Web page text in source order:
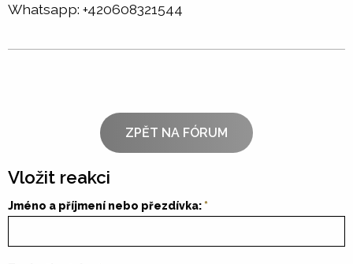
Whatsapp: +420608321544
ZPĚT NA FÓRUM
Vložit reakci
Jméno a příjmení nebo přezdívka: